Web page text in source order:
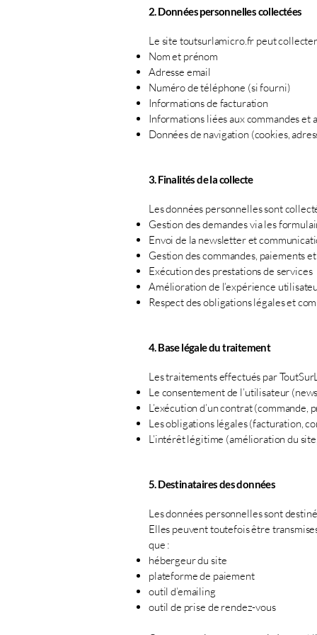
2. Données personnelles collectées
Le site toutsurlamicro.fr peut
Nom et prénom
Adresse email
Numéro de téléphone (si fourni)
Informations de facturation
Informations liées aux commandes et
Données de navigation (cookies,
3. Finalités de la collecte
Les données personnelles sont
Gestion des demandes via les
Envoi de la newsletter et
Gestion des commandes, paiements
Exécution des prestations de services
Amélioration de l’expérience
Respect des obligations légales et
4. Base légale du traitement
Les traitements effectués par
Le consentement de l’utilisateur
L’exécution d’un contrat (commande,
Les obligations légales (facturation,
L’intérêt légitime (amélioration du
5. Destinataires des données
Les données personnelles sont
Elles peuvent toutefois être
que :
hébergeur du site
plateforme de paiement
outil d’emailing
outil de prise de rendez-vous